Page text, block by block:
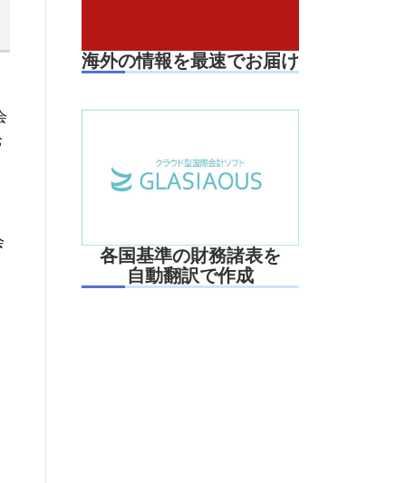
海外の情報を最速でお届け
各国基準の財務諸表を
自動翻訳で作成